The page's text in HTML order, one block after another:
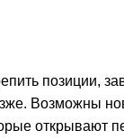
позиции,
Возможны
открывают